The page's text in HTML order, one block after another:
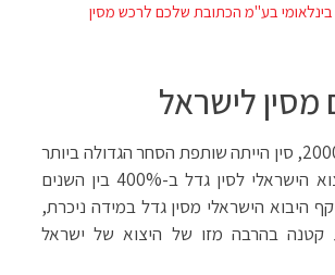
בע"מ הכתובת שלכם לרכש מסין
מסין לישראל
מאז תחילת שנות ה-2000, סין הייתה שותפת הסחר הגדולה ביותר
של ישראל. היקף היצוא הישראלי לסין גדל ב-400% בין השנים
גם היקף היבוא הישראלי מסין גדל במידה ניכרת,
קטנה בהרבה מזו של היצוא של ישראל